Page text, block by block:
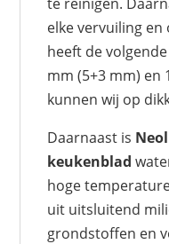
elke vervuiling
heeft de
mm (5+3 mm) en
kunnen wij op
Daarnaast is
keukenblad
hoge
uit uitsluitend
grondstoffen en